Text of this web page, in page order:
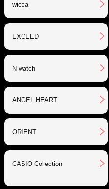
wicca
EXCEED
N watch
ANGEL HEART
ORIENT
CASIO Collection